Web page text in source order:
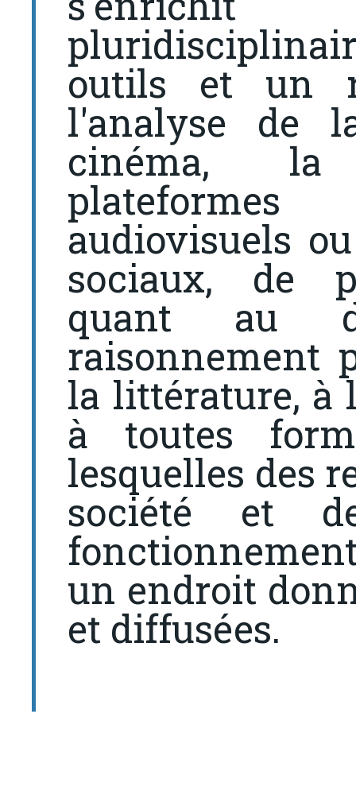
outils et un
l'analyse de
cinéma,
audiovisuels
sociaux, de
quant au
raisonnement
la littérature, à
à toutes
lesquelles des
société et
un endroit
et diffusées.